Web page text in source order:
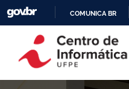
COMUNICA BR